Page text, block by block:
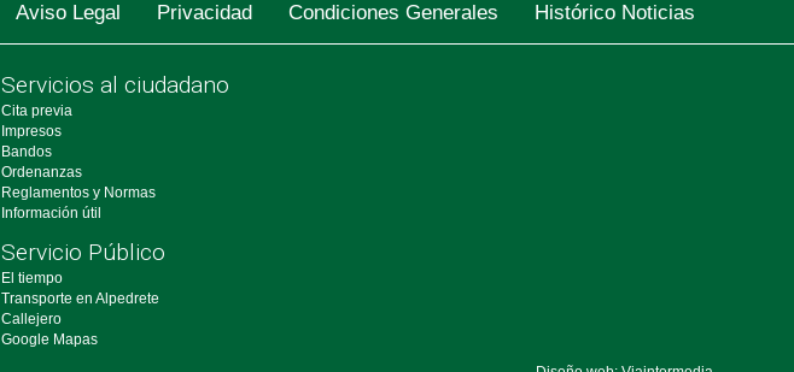
Aviso Legal Privacidad Condiciones Generales Histórico Noticias
Servicios al ciudadano
Cita previa
Impresos
Bandos
Ordenanzas
Reglamentos y Normas
Información útil
Servicio Público
El tiempo
Transporte en Alpedrete
Callejero
Google Mapas